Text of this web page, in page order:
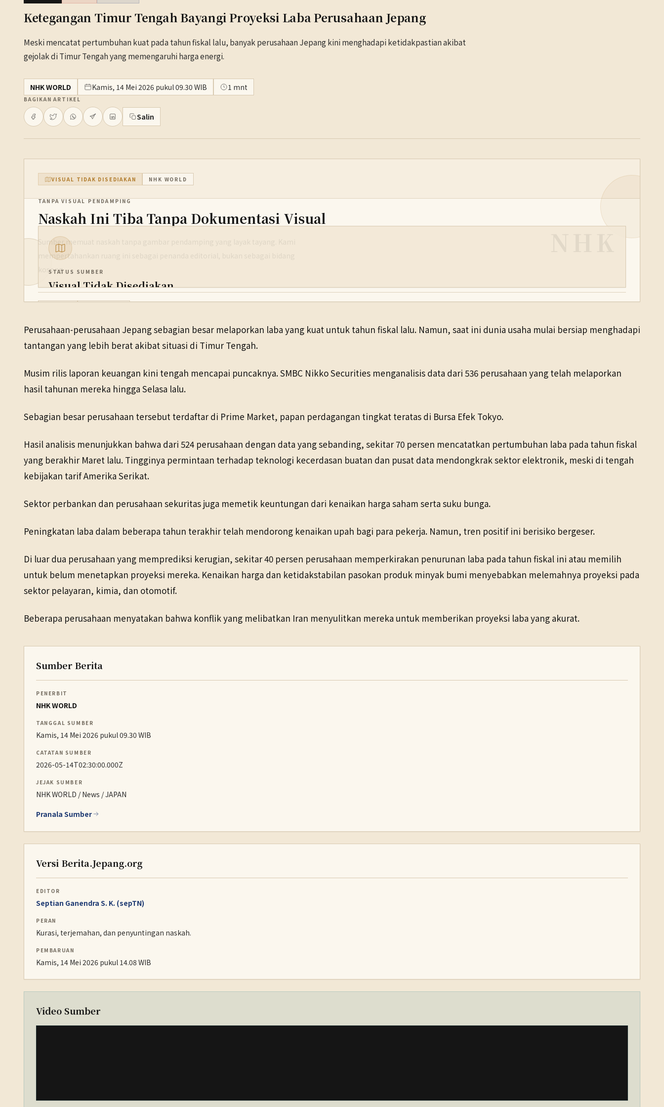
Ketegangan Timur Tengah Bayangi Proyeksi Laba Perusahaan Jepang
Meski mencatat pertumbuhan kuat pada tahun fiskal lalu, banyak perusahaan Jepang kini menghadapi ketidakpastian akibat
gejolak di Timur Tengah yang memengaruhi harga energi.
NHK WORLD Kamis, 14 Mei 2026 pukul 09.30 WIB 1 mnt
BAGIKAN ARTIKEL
Salin
VISUAL TIDAK DISEDIAKAN NHK WORLD
TANPA VISUAL PENDAMPING
Naskah Ini Tiba Tanpa Dokumentasi Visual
Sumber memuat naskah tanpa gambar pendamping yang layak tayang. Kami
mempertahankan ruang ini sebagai penanda editorial, bukan sebagai bidang
kosong.
STATUS SUMBER
Visual Tidak Disediakan
TANGGAL SUMBER
14 Mei 2026
Perusahaan-perusahaan Jepang sebagian besar melaporkan laba yang kuat untuk tahun fiskal lalu. Namun, saat ini dunia usaha mulai bersiap menghadapi
tantangan yang lebih berat akibat situasi di Timur Tengah.
Musim rilis laporan keuangan kini tengah mencapai puncaknya. SMBC Nikko Securities menganalisis data dari 536 perusahaan yang telah melaporkan
hasil tahunan mereka hingga Selasa lalu.
Sebagian besar perusahaan tersebut terdaftar di Prime Market, papan perdagangan tingkat teratas di Bursa Efek Tokyo.
Hasil analisis menunjukkan bahwa dari 524 perusahaan dengan data yang sebanding, sekitar 70 persen mencatatkan pertumbuhan laba pada tahun fiskal
yang berakhir Maret lalu. Tingginya permintaan terhadap teknologi kecerdasan buatan dan pusat data mendongkrak sektor elektronik, meski di tengah
kebijakan tarif Amerika Serikat.
Sektor perbankan dan perusahaan sekuritas juga memetik keuntungan dari kenaikan harga saham serta suku bunga.
Peningkatan laba dalam beberapa tahun terakhir telah mendorong kenaikan upah bagi para pekerja. Namun, tren positif ini berisiko bergeser.
Di luar dua perusahaan yang memprediksi kerugian, sekitar 40 persen perusahaan memperkirakan penurunan laba pada tahun fiskal ini atau memilih
untuk belum menetapkan proyeksi mereka. Kenaikan harga dan ketidakstabilan pasokan produk minyak bumi menyebabkan melemahnya proyeksi pada
sektor pelayaran, kimia, dan otomotif.
Beberapa perusahaan menyatakan bahwa konflik yang melibatkan Iran menyulitkan mereka untuk memberikan proyeksi laba yang akurat.
Sumber Berita
PENERBIT
NHK WORLD
TANGGAL SUMBER
Kamis, 14 Mei 2026 pukul 09.30 WIB
CATATAN SUMBER
2026-05-14T02:30:00.000Z
JEJAK SUMBER
NHK WORLD / News / JAPAN
Pranala Sumber
Versi Berita.Jepang.org
EDITOR
Septian Ganendra S. K. (sepTN)
PERAN
Kurasi, terjemahan, dan penyuntingan naskah.
PEMBARUAN
Kamis, 14 Mei 2026 pukul 14.08 WIB
Video Sumber